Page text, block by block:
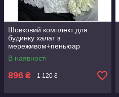
Шовковий комплект для
будинку халат з
мереживом+пеньюар
атлас,шовк
В наявності
896 ₴ 1 120 ₴